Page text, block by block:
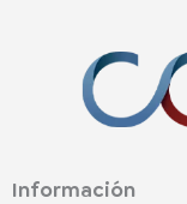
Información